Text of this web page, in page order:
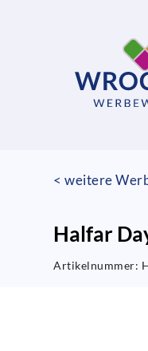
< weitere
Halfar
Artikelnummer: